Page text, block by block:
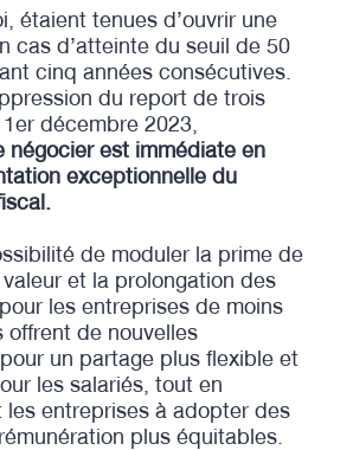
étaient tenues d’ouvrir une
cas d’atteinte du seuil de 50
cinq années consécutives.
du report de trois
décembre 2023,
négocier est immédiate en
exceptionnelle du
de moduler la prime de
et la prolongation des
les entreprises de moins
offrent de nouvelles
un partage plus flexible et
les salariés, tout en
les entreprises à adopter des
plus équitables.